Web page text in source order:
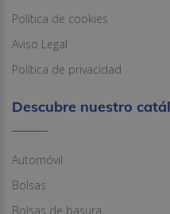
Política de cookies
Aviso Legal
Política de privacidad
Descubre nuestro
Automóvil
Bolsas
Bolsas de basura